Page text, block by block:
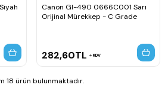
Canon GI-490 0666C001 Sarı
Orijinal Mürekkep - C Grade
282,60TL KDV
18 ürün bulunmaktadır.